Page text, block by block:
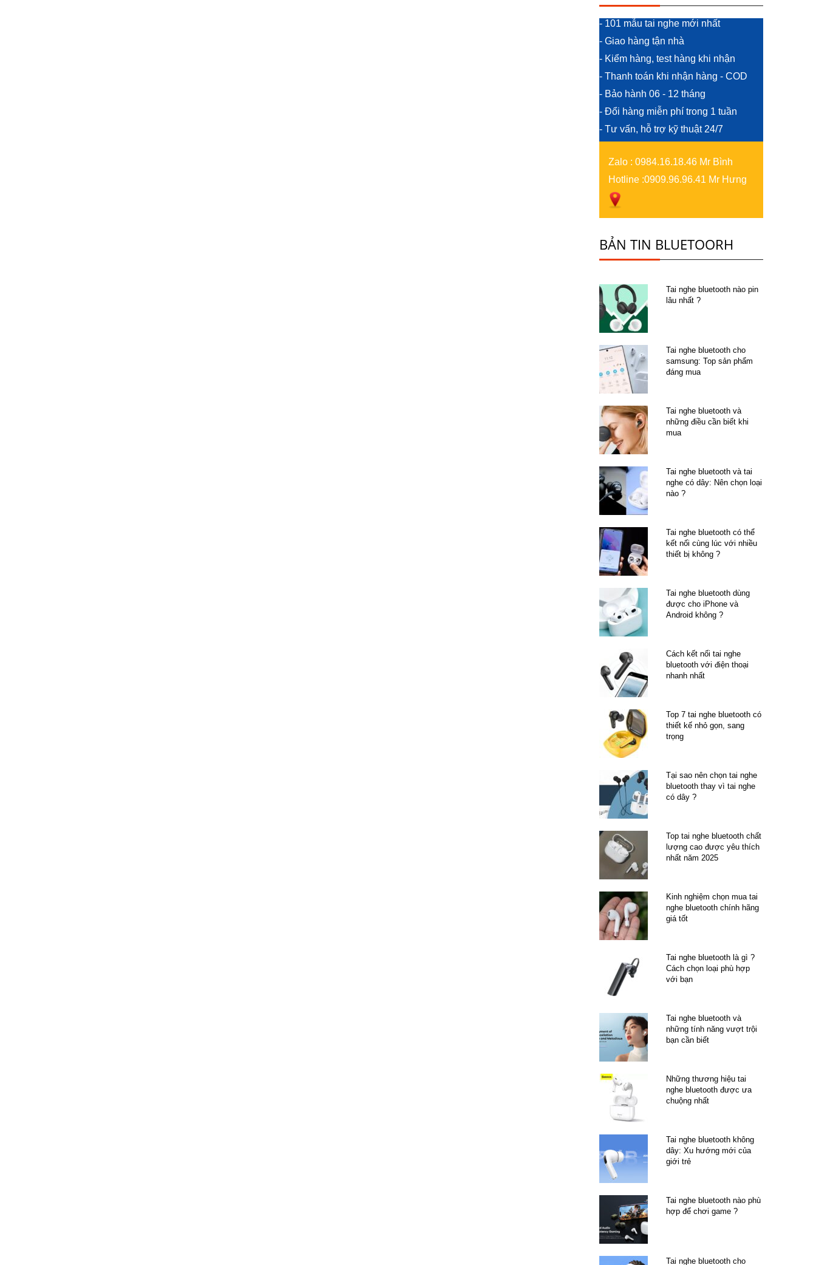
- 101 mẫu tai nghe mới nhất
- Giao hàng tận nhà
- Kiểm hàng, test hàng khi nhận
- Thanh toán khi nhận hàng - COD
- Bảo hành 06 - 12 tháng
- Đổi hàng miễn phí trong 1 tuần
- Tư vấn, hỗ trợ kỹ thuật 24/7
Zalo : 0984.16.18.46 Mr Bình
Hotline :0909.96.96.41 Mr Hưng
BẢN TIN BLUETOORH
Tai nghe bluetooth nào pin
lâu nhất ?
Tai nghe bluetooth cho
samsung: Top sản phẩm
đáng mua
Tai nghe bluetooth và
những điều cần biết khi
mua
Tai nghe bluetooth và tai
nghe có dây: Nên chọn loại
nào ?
Tai nghe bluetooth có thể
kết nối cùng lúc với nhiều
thiết bị không ?
Tai nghe bluetooth dùng
được cho iPhone và
Android không ?
Cách kết nối tai nghe
bluetooth với điện thoại
nhanh nhất
Top 7 tai nghe bluetooth có
thiết kế nhỏ gọn, sang
trọng
Tại sao nên chọn tai nghe
bluetooth thay vì tai nghe
có dây ?
Top tai nghe bluetooth chất
lượng cao được yêu thích
nhất năm 2025
Kinh nghiệm chọn mua tai
nghe bluetooth chính hãng
giá tốt
Tai nghe bluetooth là gì ?
Cách chọn loại phù hợp
với bạn
Tai nghe bluetooth và
những tính năng vượt trội
bạn cần biết
Những thương hiệu tai
nghe bluetooth được ưa
chuộng nhất
Tai nghe bluetooth không
dây: Xu hướng mới của
giới trẻ
Tai nghe bluetooth nào phù
hợp để chơi game ?
Tai nghe bluetooth cho